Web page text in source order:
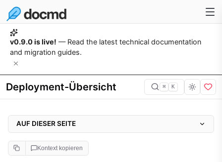
v0.9.0 is live! — Read the latest technical documentation
and migration guides.
Deployment-Übersicht ⌘ K
Kontext kopieren
AUF DIESER SEITE
Auswahl einer Bereitstellungsmethode
Starter-Template